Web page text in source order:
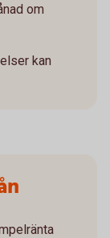
om
kan